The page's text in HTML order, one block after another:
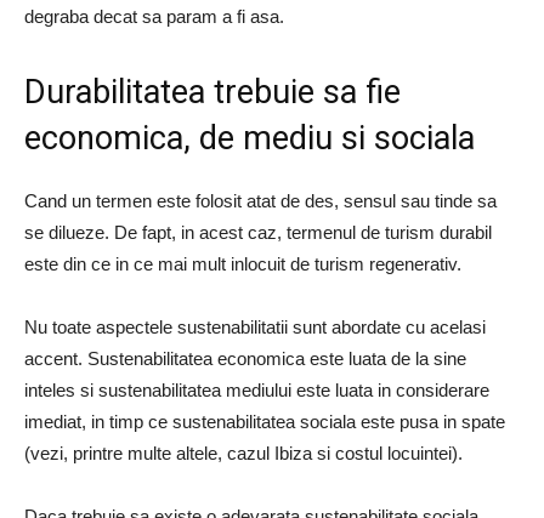
degraba decat sa param a fi asa.
Durabilitatea trebuie sa fie
economica, de mediu si sociala
Cand un termen este folosit atat de des, sensul sau tinde sa
se dilueze. De fapt, in acest caz, termenul de turism durabil
este din ce in ce mai mult inlocuit de turism regenerativ.
Nu toate aspectele sustenabilitatii sunt abordate cu acelasi
accent. Sustenabilitatea economica este luata de la sine
inteles si sustenabilitatea mediului este luata in considerare
imediat, in timp ce sustenabilitatea sociala este pusa in spate
(vezi, printre multe altele, cazul Ibiza si costul locuintei).